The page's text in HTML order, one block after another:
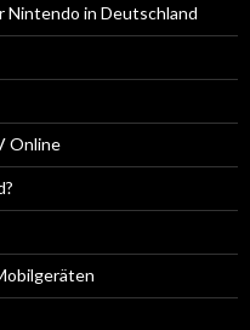
Nintendo in Deutschland
Online